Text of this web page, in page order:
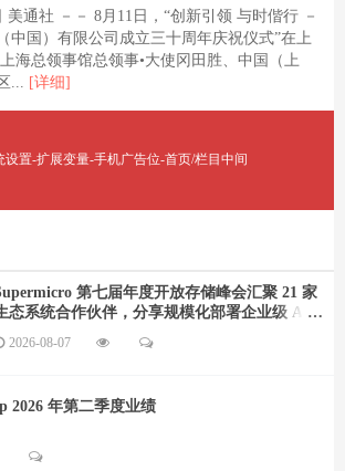
美通社 －－ 8月11日，“创新引领 与时偕行 －
中国）有限公司成立三十周年庆祝仪式”在上
海总领事馆总领事•大使冈田胜、中国（上
... [详细]
设置-扩展变量-手机广告位-首页/栏目中间
第七届年度开放存储峰会汇聚 21 家
态系统合作伙伴，分享规模化部署企业级 AI
实用指南
2026-08-07
2026 年第二季度业绩